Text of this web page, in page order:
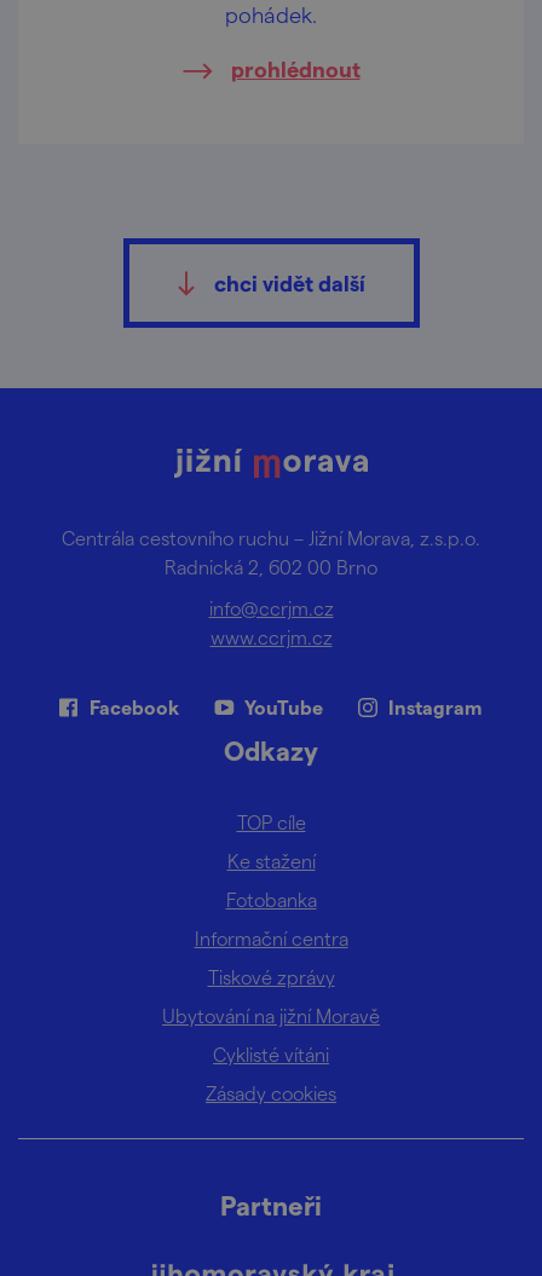
pohádek.
prohlédnout
chci vidět další
Centrála cestovního ruchu – Jižní Morava, z.s.p.o.
Radnická 2, 602 00 Brno
info@ccrjm.cz
www.ccrjm.cz
Facebook YouTube Instagram
Odkazy
TOP cíle
Ke stažení
Fotobanka
Informační centra
Tiskové zprávy
Ubytování na jižní Moravě
Cyklisté vítáni
Zásady cookies
Partneři